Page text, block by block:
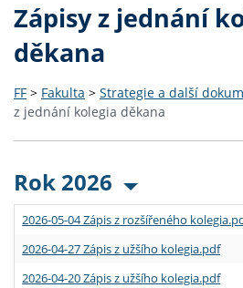
Zápisy z jednání
děkana
FF > Fakulta > Strategie a další
z jednání kolegia děkana
Rok 2026
2026-05-04 Zápis z rozšířeného
2026-04-27 Zápis z užšího kolegia.pdf
2026-04-20 Zápis z užšího kolegia.pdf